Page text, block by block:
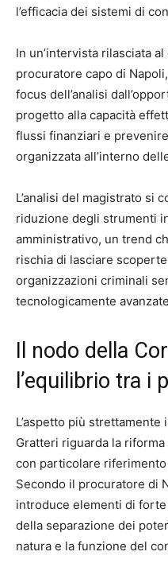
l’efficacia dei sistemi di
In un’intervista rilasciata
procuratore capo di
focus dell’analisi
progetto alla capacità
flussi finanziari e
organizzata all’interno
L’analisi del magistrato si
riduzione degli strumenti
amministrativo, un trend
rischia di lasciare
organizzazioni criminali
tecnologicamente
Il nodo della
l’equilibrio tra i
L’aspetto più
Gratteri riguarda la
con particolare
Secondo il procuratore di
introduce elementi di
della separazione dei
natura e la funzione del